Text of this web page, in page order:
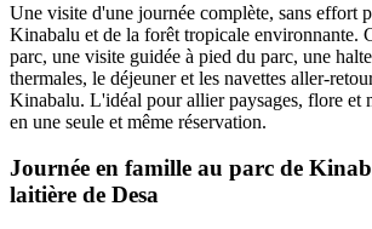
Une visite d'une journée complète, sans effort
Kinabalu et de la forêt tropicale environnante.
parc, une visite guidée à pied du parc, une
thermales, le déjeuner et les navettes aller-
Kinabalu. L'idéal pour allier paysages, flore et
en une seule et même réservation.
Journée en famille au parc de
laitière de Desa